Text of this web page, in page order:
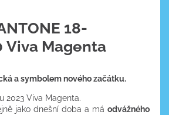
18-
Viva Magenta
a symbolem nového začátku.
2023 Viva Magenta.
jako dnešní doba a máodvážného